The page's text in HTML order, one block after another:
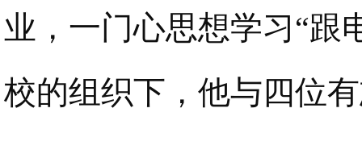
业，一门心思想学习“跟
校的组织下，他与四位